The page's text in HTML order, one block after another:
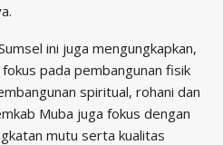
ini juga mengungkapkan,
pada pembangunan fisik
spiritual, rohani dan
Muba juga fokus dengan
mutu serta kualitas